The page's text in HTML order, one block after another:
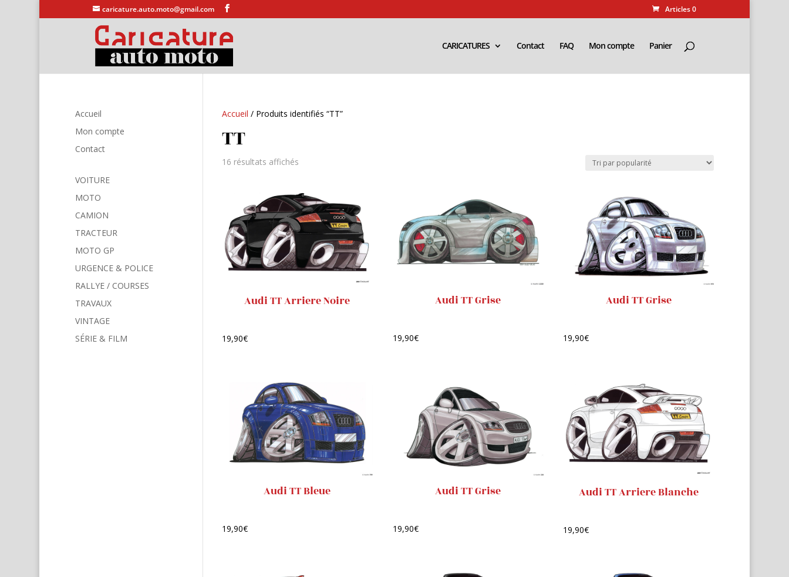
caricature.auto.moto@gmail.com Articles 0
CARICATURES Contact FAQ Mon compte Panier
Accueil / Produits identifiés “TT”
TT
16 résultats affichés
Audi TT Arriere Noire
19,90€
Audi TT Grise
19,90€
Audi TT Grise
19,90€
Audi TT Bleue
19,90€
Audi TT Grise
19,90€
Audi TT Arriere Blanche
19,90€
Accueil
Mon compte
Contact
VOITURE
MOTO
CAMION
TRACTEUR
MOTO GP
URGENCE & POLICE
RALLYE / COURSES
TRAVAUX
VINTAGE
SÉRIE & FILM